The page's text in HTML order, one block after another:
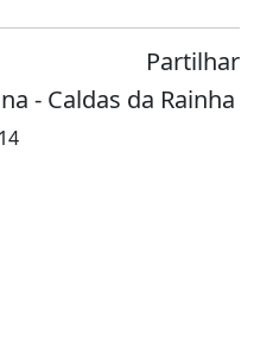
Partilhar
- Caldas da Rainha